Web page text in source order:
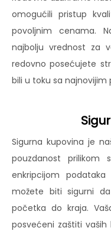
omogućili pristup
povoljnim cenama.
najbolju vrednost za
redovno posećujete
bili u toku sa
Sigurna kupovina je
pouzdanost prilikom
enkripcijom
možete biti sigurni
početka do kraja.
posvećeni zaštiti